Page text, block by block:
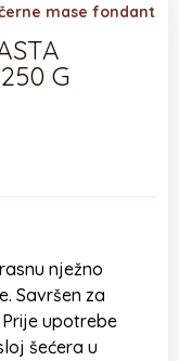
mase fondant
G
nježno
Savršen za
upotrebe
šećera u